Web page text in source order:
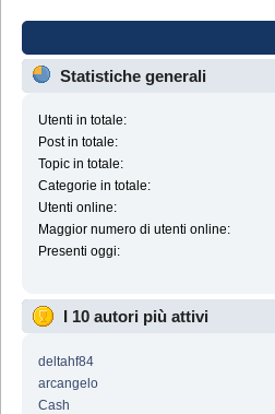
Statistiche generali
Utenti in totale:
Post in totale:
Topic in totale:
Categorie in totale:
Utenti online:
Maggior numero di utenti online:
Presenti oggi:
I 10 autori più attivi
deltahf84
arcangelo
Cash